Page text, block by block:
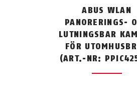
ABUS WLAN
PANORERINGS-
LUTNINGSBAR
FÖR
(ART.-NR: